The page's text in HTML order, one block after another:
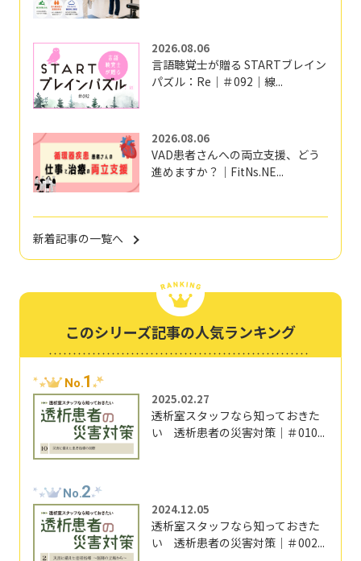
2026.08.06
言語聴覚士が贈る STARTブレイン
パズル：Re｜＃092｜線...
2026.08.06
VAD患者さんへの両立支援、どう
進めますか？｜FitNs.NE...
新着記事の一覧へ
このシリーズ記事の人気ランキング
No.1
2025.02.27
透析室スタッフなら知っておきた
い 透析患者の災害対策｜＃010...
No.2
2024.12.05
透析室スタッフなら知っておきた
い 透析患者の災害対策｜＃002...